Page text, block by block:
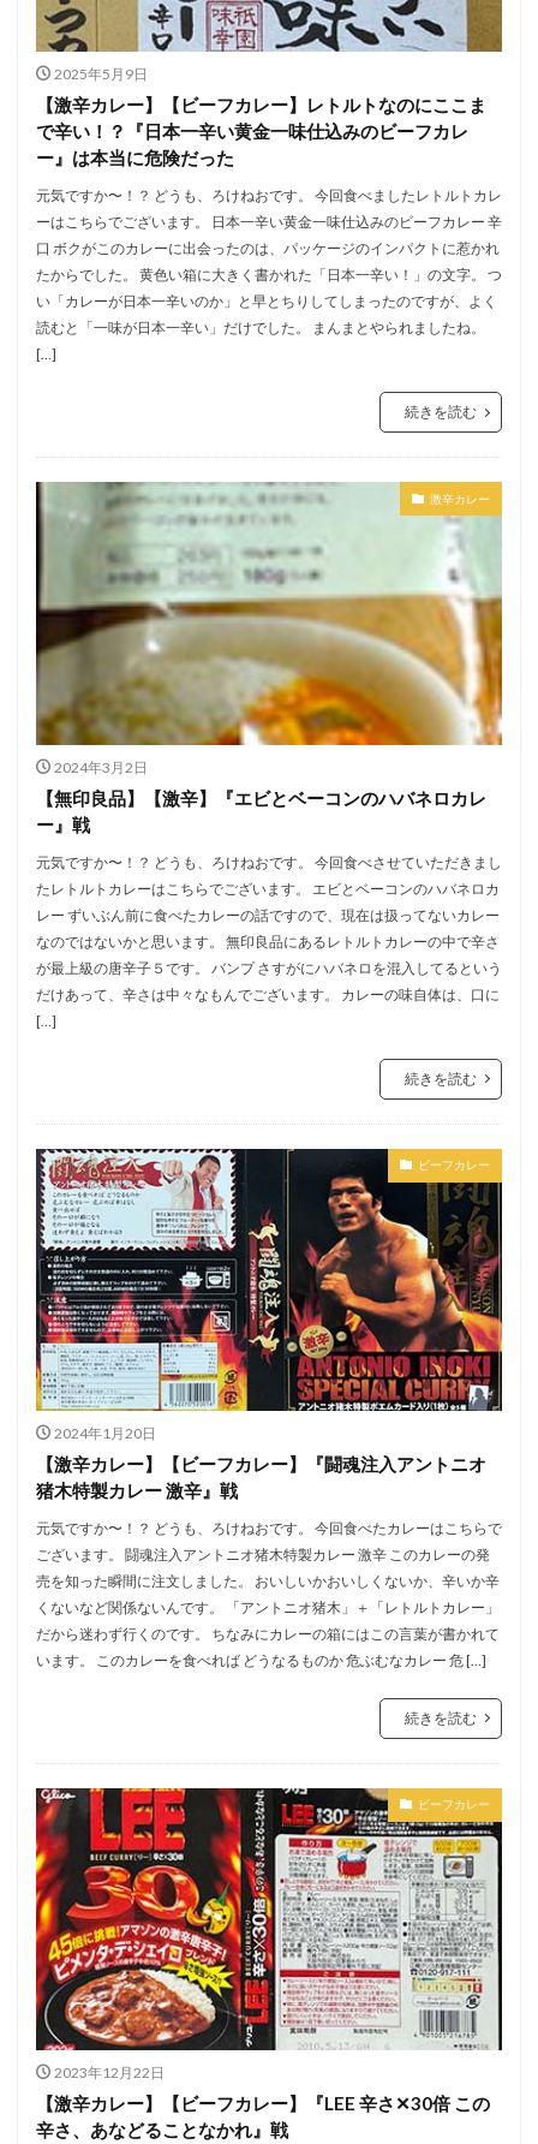
2025年5月9日
【激辛カレー】【ビーフカレー】レトルトなのにここま
で辛い！？『日本一辛い黄金一味仕込みのビーフカレ
ー』は本当に危険だった
元気ですか〜！？ どうも、ろけねおです。 今回食べましたレトルトカレ
ーはこちらでございます。 日本一辛い黄金一味仕込みのビーフカレー 辛
口 ボクがこのカレーに出会ったのは、パッケージのインパクトに惹かれ
たからでした。 黄色い箱に大きく書かれた「日本一辛い！」の文字。 つ
い「カレーが日本一辛いのか」と早とちりしてしまったのですが、よく
読むと「一味が日本一辛い」だけでした。 まんまとやられましたね。
[…]
続きを読む
激辛カレー
2024年3月2日
【無印良品】【激辛】『エビとベーコンのハバネロカレ
ー』戦
元気ですか〜！？ どうも、ろけねおです。 今回食べさせていただきまし
たレトルトカレーはこちらでございます。 エビとベーコンのハバネロカ
レー ずいぶん前に食べたカレーの話ですので、現在は扱ってないカレー
なのではないかと思います。 無印良品にあるレトルトカレーの中で辛さ
が最上級の唐辛子５です。 バンプ さすがにハバネロを混入してるという
だけあって、辛さは中々なもんでございます。 カレーの味自体は、口に
[…]
続きを読む
ビーフカレー
2024年1月20日
【激辛カレー】【ビーフカレー】『闘魂注入アントニオ
猪木特製カレー 激辛』戦
元気ですか〜！？ どうも、ろけねおです。 今回食べたカレーはこちらで
ございます。 闘魂注入アントニオ猪木特製カレー 激辛 このカレーの発
売を知った瞬間に注文しました。 おいしいかおいしくないか、辛いか辛
くないなど関係ないんです。 「アントニオ猪木」＋「レトルトカレー」
だから迷わず行くのです。 ちなみにカレーの箱にはこの言葉が書かれて
います。 このカレーを食べれば どうなるものか 危ぶむなカレー 危 […]
続きを読む
ビーフカレー
2023年12月22日
【激辛カレー】【ビーフカレー】『LEE 辛さ✕30倍 この
辛さ、あなどることなかれ』戦